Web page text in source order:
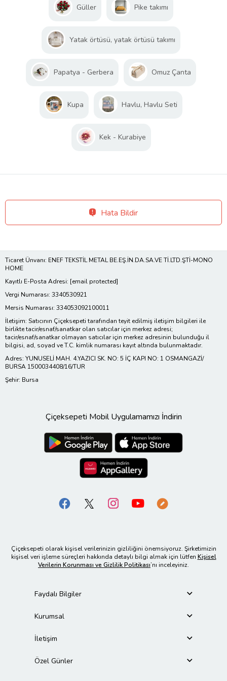
Güller Pike takımı
Yatak örtüsü, yatak örtüsü takımı
Papatya - Gerbera Omuz Çanta
Kupa Havlu, Havlu Seti
Kek - Kurabiye
Hata Bildir
Ticaret Ünvanı: ENEF TEKSTİL METAL BE.EŞ.İN.DA.SA.VE Tİ.LTD.ŞTİ-MONO
HOME
Kayıtlı E-Posta Adresi: [email protected]
Vergi Numarası: 3340530921
Mersis Numarası: 334053092100011
İletişim: Satıcının Çiçeksepeti tarafından teyit edilmiş iletişim bilgileri ile
birlikte tacir/esnaf/sanatkar olan satıcılar için merkez adresi;
tacir/esnaf/sanatkar olmayan satıcılar için merkez adresinin bulunduğu il
bilgisi, ad, soyad ve T.C. kimlik numarası kayıt altında bulunmaktadır.
Adres: YUNUSELİ MAH. 4.YAZICI SK. NO: 5 İÇ KAPI NO: 1 OSMANGAZİ/
BURSA 1500034408/16/TUR
Şehir: Bursa
Çiçeksepeti Mobil Uygulamamızı İndirin
Çiçeksepeti olarak kişisel verilerinizin gizliliğini önemsiyoruz. Şirketimizin
kişisel veri işleme süreçleri hakkında detaylı bilgi almak için lütfen Kişisel
Verilerin Korunması ve Gizlilik Politikası’nı inceleyiniz.
Faydalı Bilgiler
Kurumsal
İletişim
Özel Günler